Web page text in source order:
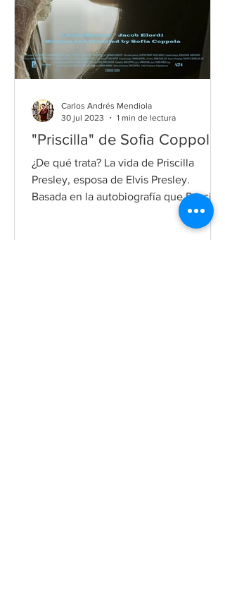
"Priscilla" de Sofia Coppola
¿De qué trata? La vida de Priscilla
Presley, esposa de Elvis Presley.
Basada en la autobiografía que Priscilla
Carlos Andrés Mendiola
30 jul 2023
1 min de lectura